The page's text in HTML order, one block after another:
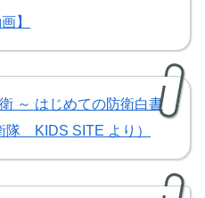
】
～ はじめての防衛白書
隊 KIDS SITE より）